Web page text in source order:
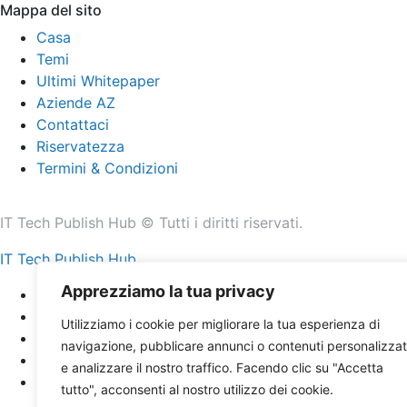
Apprezziamo la tua privacy
Utilizziamo i cookie per migliorare la tua esperienza di
navigazione, pubblicare annunci o contenuti
e analizzare il nostro traffico. Facendo clic su "Accetta
tutto", acconsenti al nostro utilizzo dei cookie.
Mappa del sito
Casa
Temi
Ultimi Whitepaper
Aziende AZ
Contattaci
Riservatezza
Termini & Condizioni
IT Tech Publish Hub © Tutti i diritti riservati.
IT Tech Publish Hub
Casa
Temi
Ultimi Whitepaper
Aziende AZ
Contattaci